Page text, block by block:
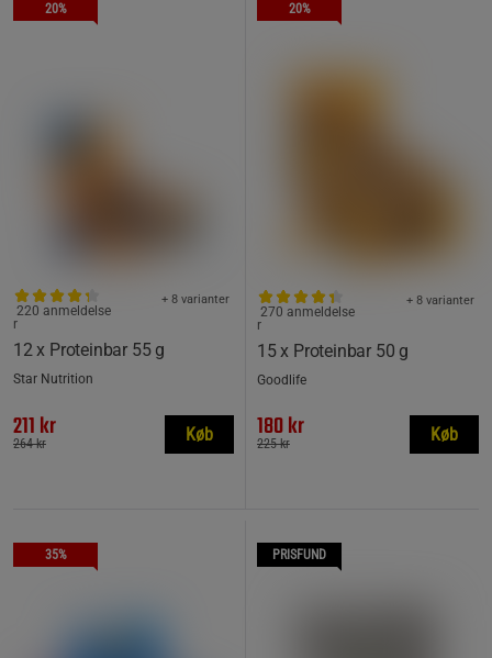
20%
12 x Proteinbar 55 g
+ 8 varianter
220 anmeldelse
r
Star Nutrition
211 kr
264 kr Køb
20%
15 x Proteinbar 50 g
+ 8 varianter
270 anmeldelse
r
Goodlife
180 kr
225 kr Køb
35% PRISFUND